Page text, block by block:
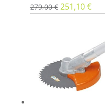
279,00€ El
279,00 €.
251,10€El
es: